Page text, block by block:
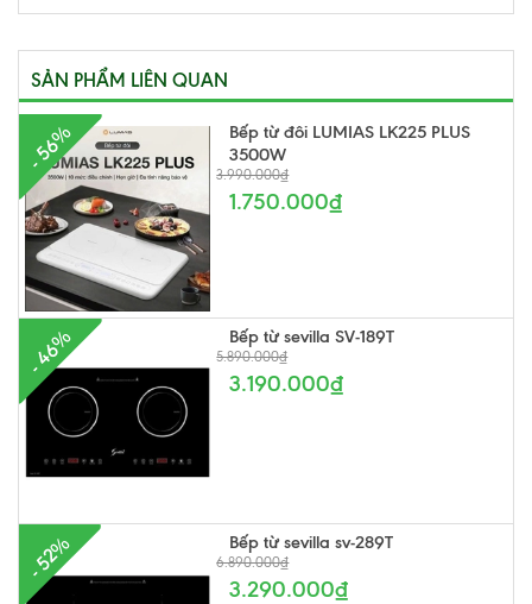
SẢN PHẨM LIÊN QUAN
- 56%
Bếp từ đôi LUMIAS LK225 PLUS
3500W
3.990.000₫
1.750.000₫
- 46% Bếp từ sevilla SV-189T
5.890.000₫
3.190.000₫
- 52% Bếp từ sevilla sv-289T
6.890.000₫
3.290.000₫